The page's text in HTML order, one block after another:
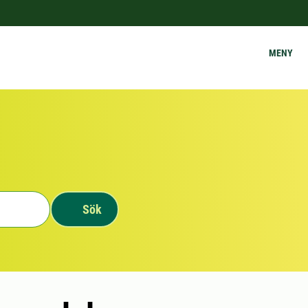
MENY
Sök